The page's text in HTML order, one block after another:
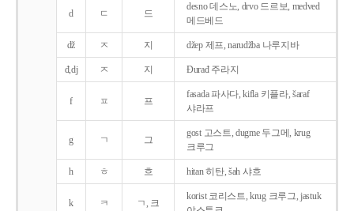
d ㄷ 드
desno 데스노, drvo 드르보, medved
메드베드
dž ㅈ 지 džep 제프, narudžba 나루지바
đ,dj ㅈ 지 Ðurađ 주라지
f ㅍ 프
fasada 파사다, kifla 키플라, šaraf
샤라프
g ㄱ 그
gost 고스트, dugme 두그메, krug
크루그
h ㅎ 흐 hitan 히탄, šah 샤흐
k ㅋ ㄱ, 크
korist 코리스트, krug 크루그, jastuk